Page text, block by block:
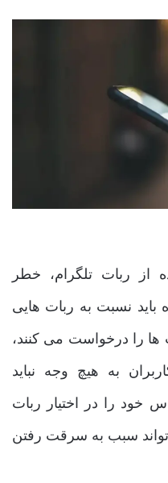
از ربات تلگرام، خطر
باید نسبت به ربات هایی
را درخواست می کنند،
به هیچ وجه نباید
خود را در اختیار ربات
تواند سبب به سرقت رفتن